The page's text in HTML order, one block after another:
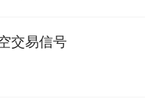
交易信号